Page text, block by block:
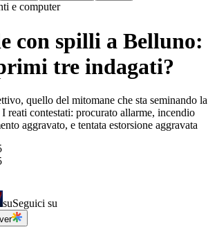
e computer
con spilli a Belluno:
tre indagati?
quello del mitomane che sta seminando la
reati contestati: procurato allarme, incendio
aggravato, e tentata estorsione aggravata
suSeguici su